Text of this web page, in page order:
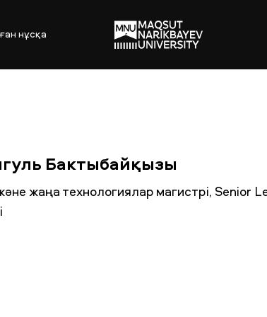
нұсқа
Бактыбайқызы
жаңа технологиялар магистрі, Senior